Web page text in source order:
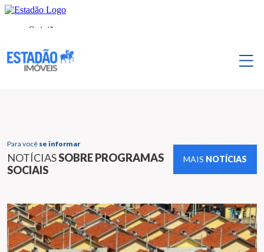
Para você se informar
NOTÍCIASSOBRE PROGRAMAS
SOCIAIS
MAIS NOTÍCIAS